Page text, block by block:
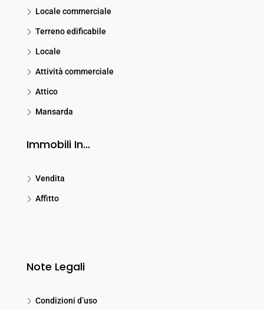
Locale commerciale
Terreno edificabile
Locale
Attività commerciale
Attico
Mansarda
Immobili In…
Vendita
Affitto
Note Legali
Condizioni d’uso